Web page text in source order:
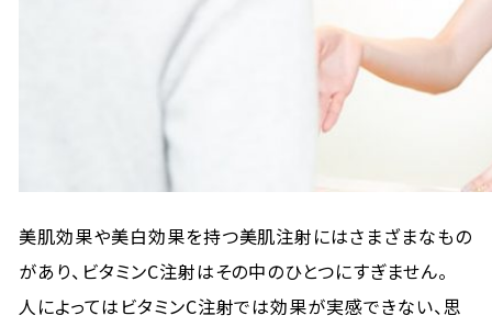
美肌効果や美白効果を持つ美肌注射にはさまざまなもの
があり、ビタミンC注射はその中のひとつにすぎません。
人によってはビタミンC注射では効果が実感できない、思